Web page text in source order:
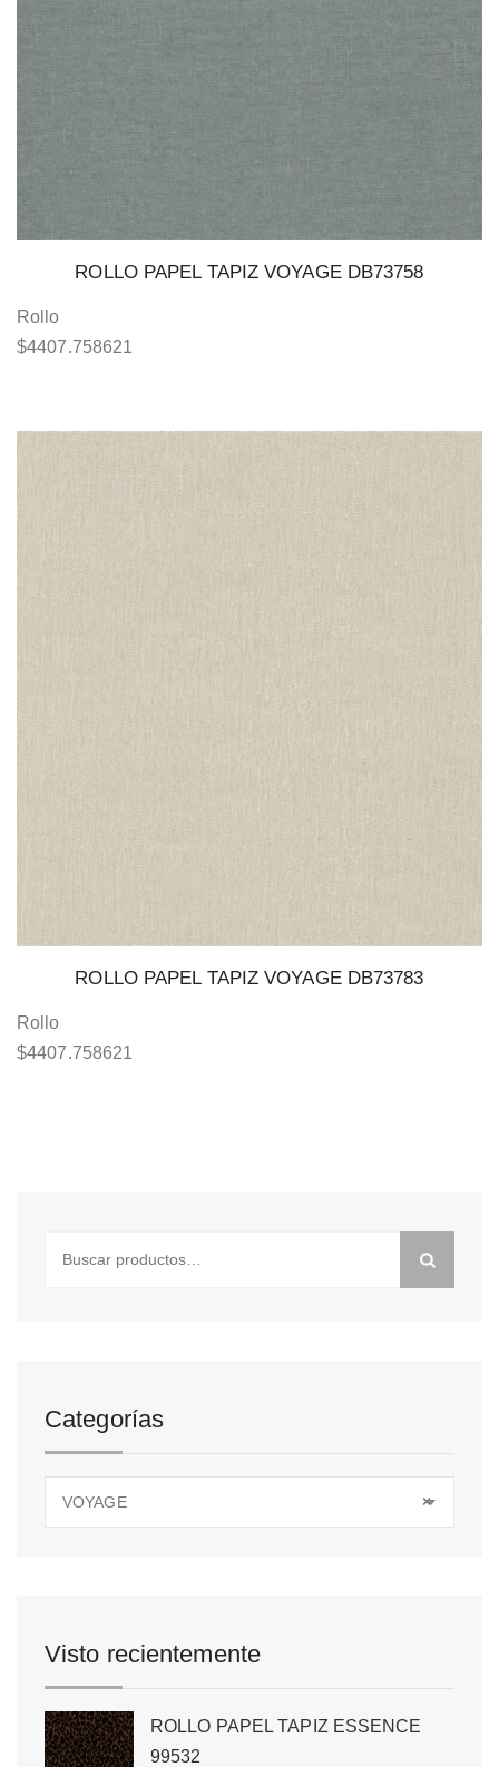
ROLLO PAPEL TAPIZ VOYAGE DB73758
Rollo
$4407.758621
ROLLO PAPEL TAPIZ VOYAGE DB73783
Rollo
$4407.758621
Categorías
×
VOYAGE
Visto recientemente
ROLLO PAPEL TAPIZ ESSENCE
99532